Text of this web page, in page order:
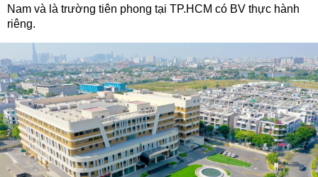
Nam và là trường tiên phong tại TP.HCM có BV thực hành
riêng.